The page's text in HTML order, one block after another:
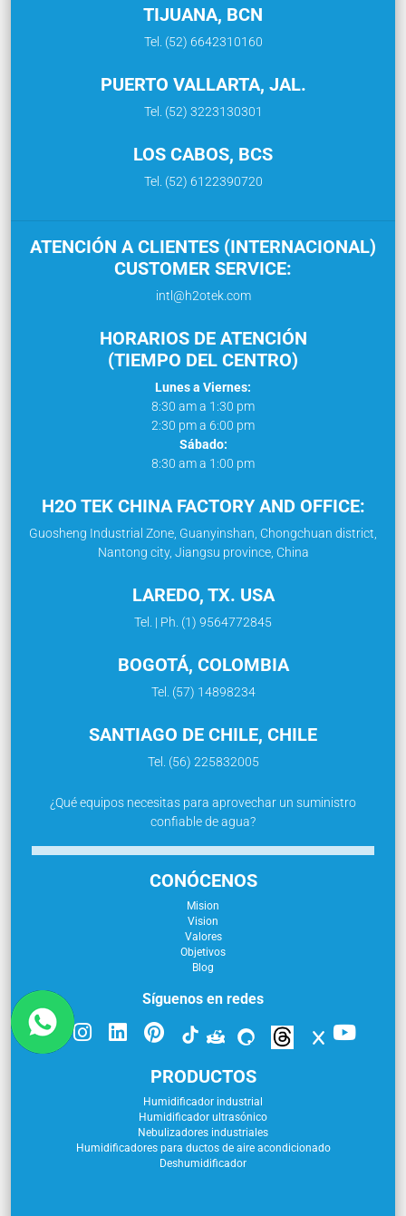
TIJUANA, BCN
Tel. (52) 6642310160
PUERTO VALLARTA, JAL.
Tel. (52) 3223130301
LOS CABOS, BCS
Tel. (52) 6122390720
ATENCIÓN A CLIENTES (INTERNACIONAL)
CUSTOMER SERVICE:
intl@h2otek.com
HORARIOS DE ATENCIÓN
(TIEMPO DEL CENTRO)
Lunes a Viernes:
8:30 am a 1:30 pm
2:30 pm a 6:00 pm
Sábado:
8:30 am a 1:00 pm
H2O TEK CHINA FACTORY AND OFFICE:
Guosheng Industrial Zone, Guanyinshan, Chongchuan district,
Nantong city, Jiangsu province, China
LAREDO, TX. USA
Tel. | Ph. (1) 9564772845
BOGOTÁ, COLOMBIA
Tel. (57) 14898234
SANTIAGO DE CHILE, CHILE
Tel. (56) 225832005
¿Qué equipos necesitas para aprovechar un suministro
confiable de agua?
CONÓCENOS
Mision
Vision
Valores
Objetivos
Blog
Síguenos en redes
PRODUCTOS
Humidificador industrial
Humidificador ultrasónico
Nebulizadores industriales
Humidificadores para ductos de aire acondicionado
Deshumidificador